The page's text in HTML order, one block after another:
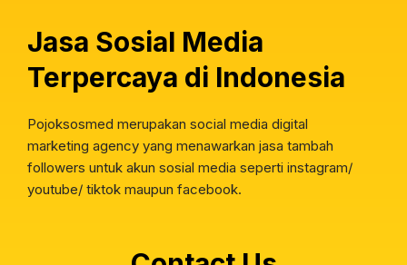
Jasa Sosial Media
Terpercaya di Indonesia
Pojoksosmed merupakan social media digital
marketing agency yang menawarkan jasa tambah
followers untuk akun sosial media seperti instagram/
youtube/ tiktok maupun facebook.